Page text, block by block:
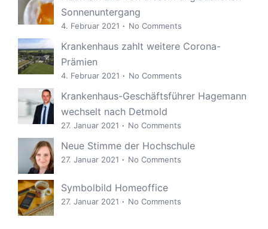
Sonnenuntergang
4. Februar 2021 No Comments
Krankenhaus zahlt weitere Corona-
Prämien
4. Februar 2021 No Comments
Krankenhaus-Geschäftsführer Hagemann
wechselt nach Detmold
27. Januar 2021 No Comments
Neue Stimme der Hochschule
27. Januar 2021 No Comments
Symbolbild Homeoffice
27. Januar 2021 No Comments